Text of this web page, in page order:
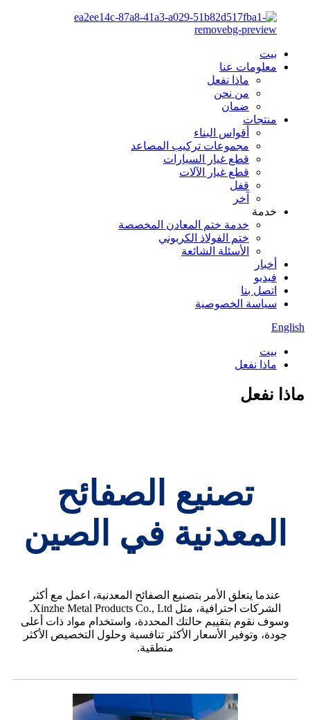
بيت
معلومات عنا
ماذا نفعل
من نحن
ضمان
منتجات
أقواس البناء
مجموعات تركيب المصاعد
قطع غيار السيارات
قطع غيار الآلات
قفل
آخر
خدمة
خدمة ختم المعادن المخصصة
ختم الفولاذ الكربوني
الأسئلة الشائعة
أخبار
فيديو
اتصل بنا
سياسة الخصوصية
English
بيت
ماذا نفعل
ماذا نفعل
تصنيع الصفائح
المعدنية في الصين
عندما يتعلق الأمر بتصنيع الصفائح المعدنية، اعمل مع أكثر
الشركات احترافية، مثل Xinzhe Metal Products Co., Ltd.
وسوف نقوم بتقييم حالتك المحددة، واستخدام مواد ذات أعلى
جودة، وتوفير الأسعار الأكثر تنافسية وحلول التخصيص الأكثر
منطقية.